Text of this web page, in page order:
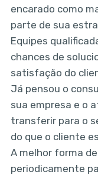
encarado como
parte de sua
Equipes
chances de
satisfação do
Já pensou o
sua empresa e o
transferir para o
do que o cliente
A melhor forma
periodicamente